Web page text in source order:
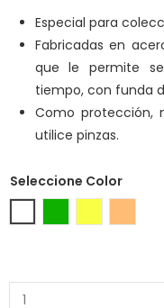
Especial para
Fabricadas en
que le permite
tiempo, con funda
Como protección,
utilice pinzas.
Seleccione Color